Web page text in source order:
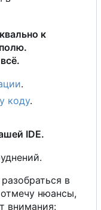
к
.
коду.
IDE.
в
нюансы,
внимания: